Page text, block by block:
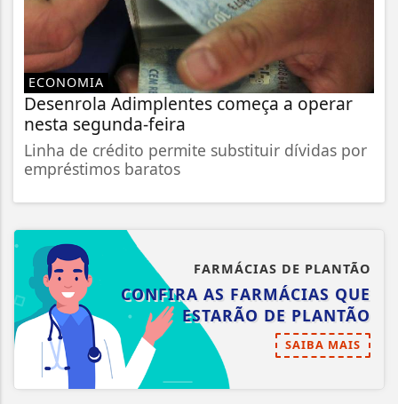
ECONOMIA
Desenrola Adimplentes começa a operar
nesta segunda-feira
Linha de crédito permite substituir dívidas por
empréstimos baratos
FARMÁCIAS DE PLANTÃO
CONFIRA AS FARMÁCIAS QUE
ESTARÃO DE PLANTÃO
SAIBA MAIS